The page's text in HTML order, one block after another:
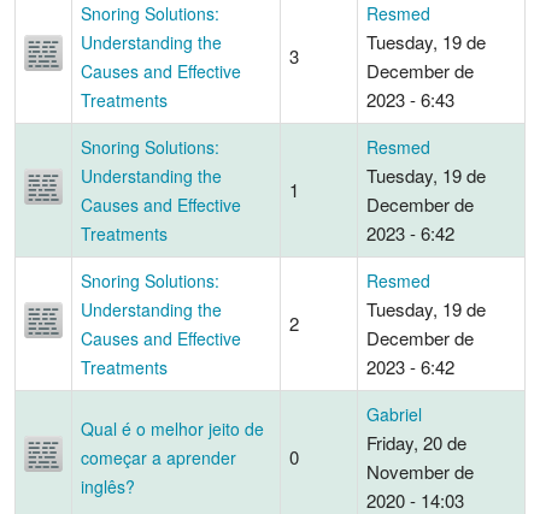
Snoring Solutions:
Understanding the
Causes and Effective
Treatments
3
Resmed
Tuesday, 19 de
December de
2023 - 6:43
Snoring Solutions:
Understanding the
Causes and Effective
Treatments
1
Resmed
Tuesday, 19 de
December de
2023 - 6:42
Snoring Solutions:
Understanding the
Causes and Effective
Treatments
2
Resmed
Tuesday, 19 de
December de
2023 - 6:42
Qual é o melhor jeito de
começar a aprender
inglês?
0
Gabriel
Friday, 20 de
November de
2020 - 14:03